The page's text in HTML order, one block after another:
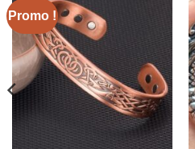
Promo !